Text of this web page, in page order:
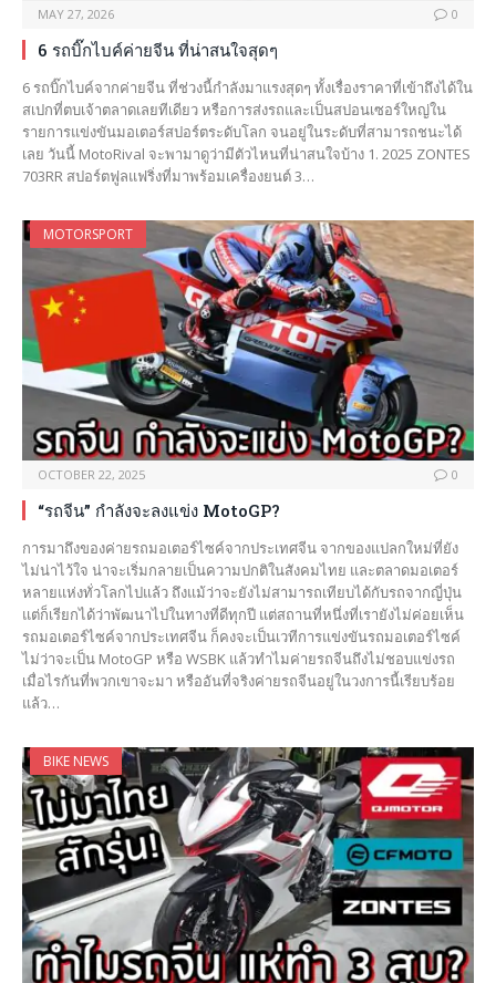
MAY 27, 2026 0
6 รถบิ๊กไบค์ค่ายจีน ที่น่าสนใจสุดๆ
6 รถบิ๊กไบค์จากค่ายจีน ที่ช่วงนี้กำลังมาแรงสุดๆ ทั้งเรื่องราคาที่เข้าถึงได้ใน
สเปกที่ตบเจ้าตลาดเลยทีเดียว หรือการส่งรถและเป็นสปอนเซอร์ใหญ่ใน
รายการแข่งขันมอเตอร์สปอร์ตระดับโลก จนอยู่ในระดับที่สามารถชนะได้
เลย วันนี้ MotoRival จะพามาดูว่ามีตัวไหนที่น่าสนใจบ้าง 1. 2025 ZONTES
703RR สปอร์ตฟูลแฟริ่งที่มาพร้อมเครื่องยนต์ 3…
MOTORSPORT
OCTOBER 22, 2025 0
“รถจีน” กำลังจะลงแข่ง MotoGP?
การมาถึงของค่ายรถมอเตอร์ไซค์จากประเทศจีน จากของแปลกใหม่ที่ยัง
ไม่น่าไว้ใจ น่าจะเริ่มกลายเป็นความปกติในสังคมไทย และตลาดมอเตอร์
หลายแห่งทั่วโลกไปแล้ว ถึงแม้ว่าจะยังไม่สามารถเทียบได้กับรถจากญี่ปุ่น
แต่ก็เรียกได้ว่าพัฒนาไปในทางที่ดีทุกปี แต่สถานที่หนึ่งที่เรายังไม่ค่อยเห็น
รถมอเตอร์ไซค์จากประเทศจีน ก็คงจะเป็นเวทีการแข่งขันรถมอเตอร์ไซค์
ไม่ว่าจะเป็น MotoGP หรือ WSBK แล้วทำไมค่ายรถจีนถึงไม่ชอบแข่งรถ
เมื่อไรกันที่พวกเขาจะมา หรืออันที่จริงค่ายรถจีนอยู่ในวงการนี้เรียบร้อย
แล้ว…
BIKE NEWS